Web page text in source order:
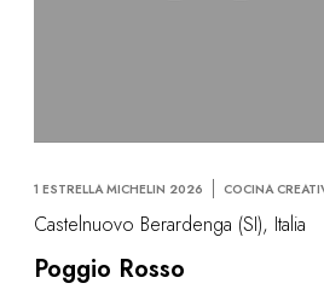
1 ESTRELLA MICHELIN 2026 COCINA
Castelnuovo Berardenga (SI), Italia
Poggio Rosso